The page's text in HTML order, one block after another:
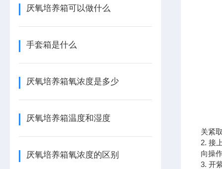
厌氧培养箱可以做什么
手套箱是什么
厌氧培养箱氧浓度是多少
厌氧培养箱温度和湿度
厌氧培养箱氧浓度的区别
关紧
2. 接
向操
3. 开